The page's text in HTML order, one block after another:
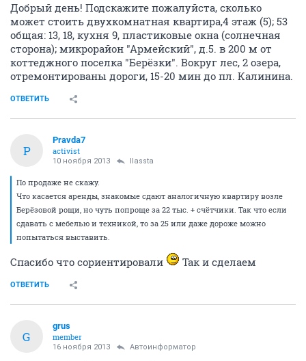
Добрый день! Подскажите пожалуйста, сколько
может стоить двухкомнатная квартира,4 этаж (5); 53
общая: 13, 18, кухня 9, пластиковые окна (солнечная
сторона); микрорайон "Армейский", д.5. в 200 м от
коттеджного поселка "Берёзки". Вокруг лес, 2 озера,
отремонтированы дороги, 15-20 мин до пл. Калинина.
ОТВЕТИТЬ
P
Pravda7
activist
10 ноября 2013 llassta
По продаже не скажу.
Что касается аренды, знакомые сдают аналогичную квартиру возле
Берёзовой рощи, но чуть попроще за 22 тыс. + счётчики. Так что если
сдавать с мебелью и техникой, то за 25 или даже дороже можно
попытаться выставить.
Спасибо что сориентировали Так и сделаем
ОТВЕТИТЬ
G
grus
member
16 ноября 2013 Автоинформатор